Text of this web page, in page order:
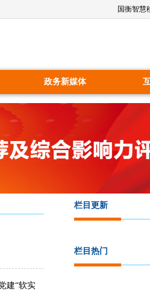
国衡智慧
政务新媒体
建“软实
栏目更新
栏目热门